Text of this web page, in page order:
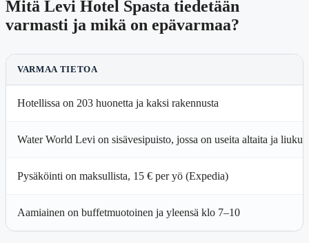
Mitä Levi Hotel Spasta tiedetään
varmasti ja mikä on epävarmaa?
VARMAA TIETOA
Hotellissa on 203 huonetta ja kaksi rakennusta
Water World Levi on sisävesipuisto, jossa on useita altaita ja
Pysäköinti on maksullista, 15 € per yö (Expedia)
Aamiainen on buffetmuotoinen ja yleensä klo 7–10